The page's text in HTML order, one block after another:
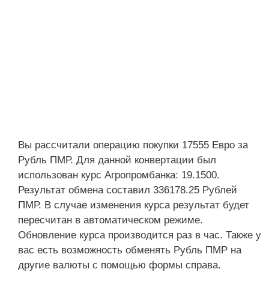
Вы рассчитали операцию покупки 17555 Евро за
Рубль ПМР. Для данной конвертации был
использован курс Агропромбанка: 19.1500.
Результат обмена составил 336178.25 Рублей
ПМР. В случае изменения курса результат будет
пересчитан в автоматическом режиме.
Обновление курса производится раз в час. Также у
вас есть возможность обменять Рубль ПМР на
другие валюты с помощью формы справа.